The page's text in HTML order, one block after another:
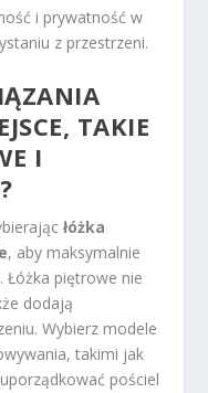
i prywatność w
z przestrzeni.
TAKIE
I
łóżka
, aby maksymalnie
Łóżka piętrowe nie
dodają
Wybierz modele
takimi jak
pościel